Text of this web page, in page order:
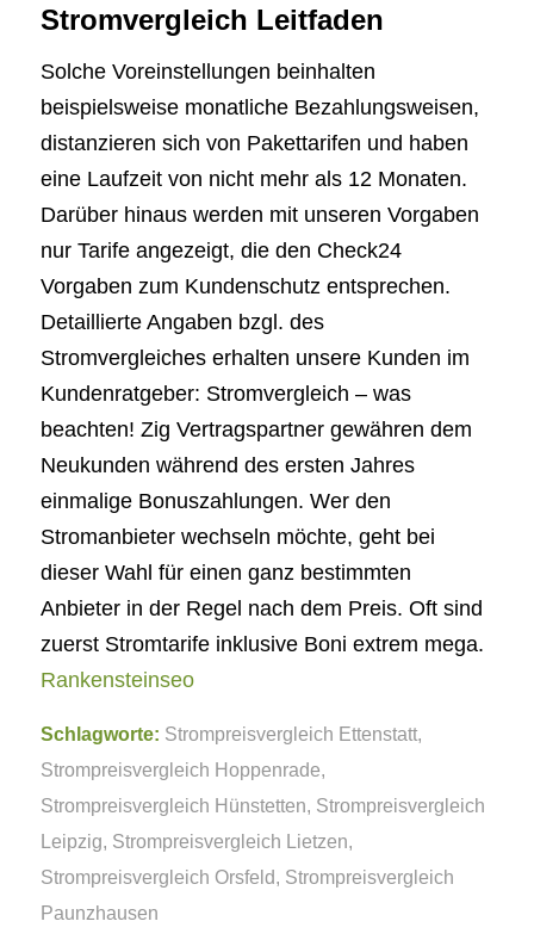
Stromvergleich Leitfaden
Solche Voreinstellungen beinhalten
beispielsweise monatliche Bezahlungsweisen,
distanzieren sich von Pakettarifen und haben
eine Laufzeit von nicht mehr als 12 Monaten.
Darüber hinaus werden mit unseren Vorgaben
nur Tarife angezeigt, die den Check24
Vorgaben zum Kundenschutz entsprechen.
Detaillierte Angaben bzgl. des
Stromvergleiches erhalten unsere Kunden im
Kundenratgeber: Stromvergleich – was
beachten! Zig Vertragspartner gewähren dem
Neukunden während des ersten Jahres
einmalige Bonuszahlungen. Wer den
Stromanbieter wechseln möchte, geht bei
dieser Wahl für einen ganz bestimmten
Anbieter in der Regel nach dem Preis. Oft sind
zuerst Stromtarife inklusive Boni extrem mega.
Rankensteinseo
Schlagworte: Strompreisvergleich Ettenstatt,
Strompreisvergleich Hoppenrade,
Strompreisvergleich Hünstetten, Strompreisvergleich
Leipzig, Strompreisvergleich Lietzen,
Strompreisvergleich Orsfeld, Strompreisvergleich
Paunzhausen